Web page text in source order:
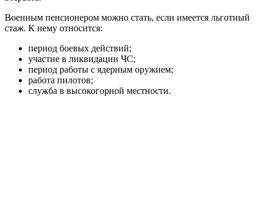
Военным пенсионером можно стать, если имеется льготный
стаж. К нему относится:
период боевых действий;
участие в ликвидации ЧС;
период работы с ядерным оружием;
работа пилотов;
служба в высокогорной местности.